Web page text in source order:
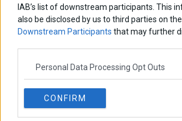
IAB’s list of downstream participants. This
also be disclosed by us to third parties on the
Downstream Participants that may further
Personal Data Processing Opt Outs
CONFIRM
ΑΡΘΡΟΓΡΑΦΟΙ
Οι «τιμωροί» των ομολόγων
Εύη Φραγκάκη
«Αυτό είναι που μένει. Το